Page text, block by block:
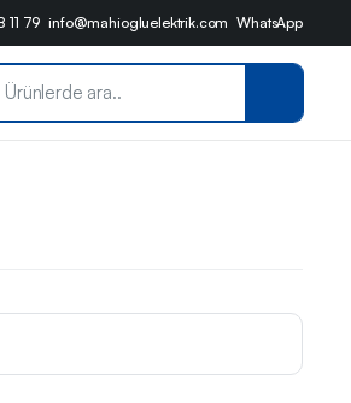
11 79 info@mahiogluelektrik.com WhatsApp